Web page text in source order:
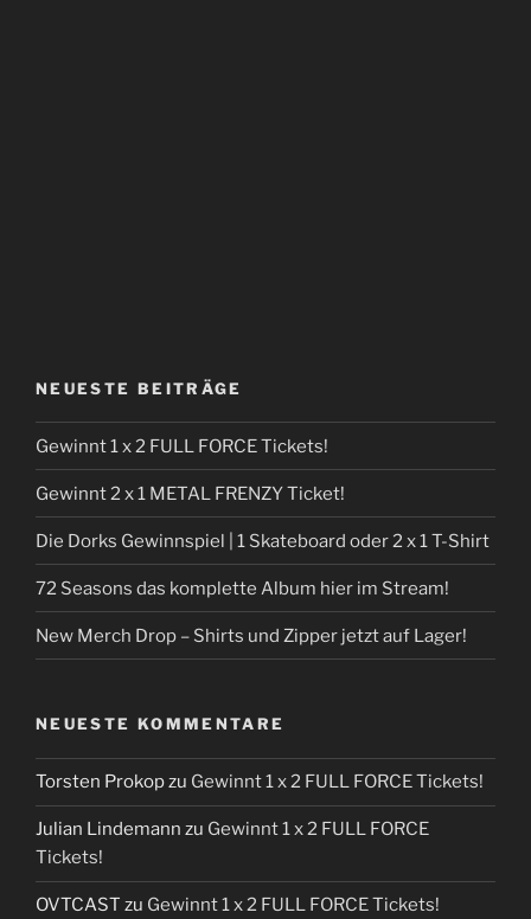
NEUESTE BEITRÄGE
Gewinnt 1 x 2 FULL FORCE Tickets!
Gewinnt 2 x 1 METAL FRENZY Ticket!
Die Dorks Gewinnspiel | 1 Skateboard oder 2 x 1 T-Shirt
72 Seasons das komplette Album hier im Stream!
New Merch Drop – Shirts und Zipper jetzt auf Lager!
NEUESTE KOMMENTARE
Torsten Prokopzu Gewinnt 1 x 2 FULL FORCE Tickets!
Julian Lindemann zu Gewinnt 1 x 2 FULL FORCE
Tickets!
OVTCAST zu Gewinnt 1 x 2 FULL FORCE Tickets!